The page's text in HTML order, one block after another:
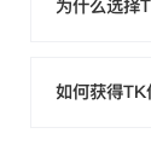
为什么选择
如何获得TK